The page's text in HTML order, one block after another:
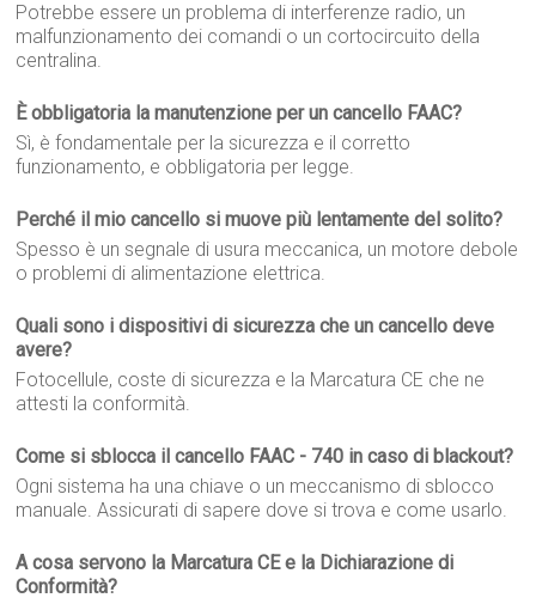
Potrebbe essere un problema di interferenze radio, un
malfunzionamento dei comandi o un cortocircuito della
centralina.
È obbligatoria la manutenzione per un cancello FAAC?
Sì, è fondamentale per la sicurezza e il corretto
funzionamento, e obbligatoria per legge.
Perché il mio cancello si muove più lentamente del solito?
Spesso è un segnale di usura meccanica, un motore debole
o problemi di alimentazione elettrica.
Quali sono i dispositivi di sicurezza che un cancello deve
avere?
Fotocellule, coste di sicurezza e la Marcatura CE che ne
attesti la conformità.
Come si sblocca il cancello FAAC - 740 in caso di blackout?
Ogni sistema ha una chiave o un meccanismo di sblocco
manuale. Assicurati di sapere dove si trova e come usarlo.
A cosa servono la Marcatura CE e la Dichiarazione di
Conformità?